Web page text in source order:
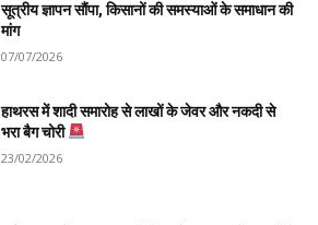
सूत्रीय ज्ञापन सौंपा, किसानों की समस्याओं के समाधान की
मांग
07/07/2026
हाथरस में शादी समारोह से लाखों के जेवर और नकदी से
भरा बैग चोरी
23/02/2026